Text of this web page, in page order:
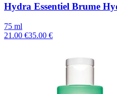
Hydra Essentiel Brume
75 ml
21.00 €35.00 €